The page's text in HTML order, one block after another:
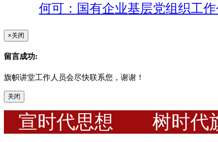
何可：国有企业基层党组织工
×关闭
留言成功:
旗帜讲堂工作人员会尽快联系您，谢谢！
关闭
宣时代思想 树时代